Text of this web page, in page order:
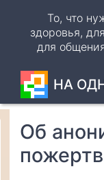
основному
содержанию
То, что
здоровья,
для
НА
Об